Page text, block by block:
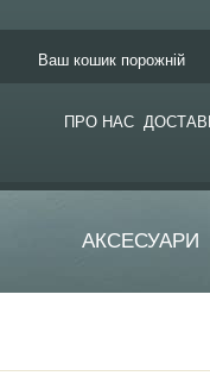
Ваш кошик порожній
ПРО НАС
АКСЕСУАРИ